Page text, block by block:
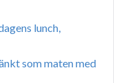
lunch,
som maten med